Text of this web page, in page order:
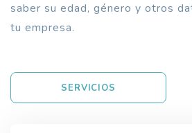
saber su edad, género y otros
tu empresa.
SERVICIOS